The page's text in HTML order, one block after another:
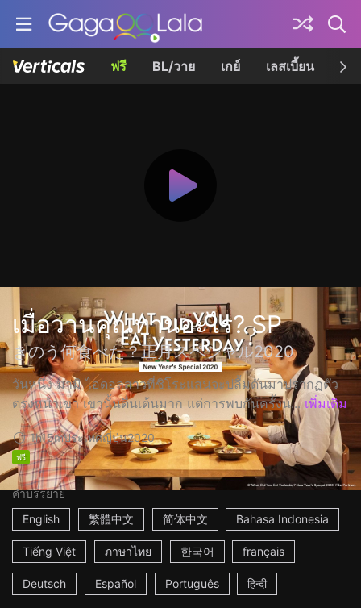
ฟรี BL/วาย เกย์ เลสเบี้ยน เค
เมื่อวานคุณทานอะไร? SP
きのう何食べた？正月スペシャル2020
วันหนึ่ง มามิ ไอดอลสาวที่ชิโระแสนจะปลื้มดันมาปรากฏตัว
ตรงหน้าเขา เขานั้นตื่นเต้นมาก แต่การพบกันครั้งน... เพิ่มเติม
1h15mประเทศญี่ปุ่น2020
ฟรี
คำบรรยาย
English
繁體中文 简体中文 Bahasa Indonesia
Tiếng Việt ภาษาไทย 한국어 français
Deutsch Español Português हिन्दी